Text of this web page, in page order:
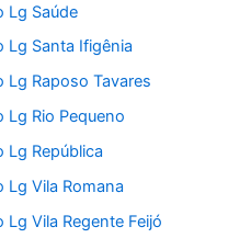
Lg Saúde
Santa Ifigênia
Raposo Tavares
Rio Pequeno
República
Vila Romana
Vila Regente Feijó